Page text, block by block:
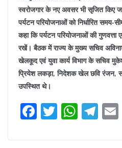
स्वरोजगार के नए अवसर भी सृजित किए
पर्यटन परियोजनाओं को निर्धारित समय-
कहा कि पर्यटन परियोजनाओं की
रखें।बैठक में राज्य के मुख्य सचिव
खेलकूद एवं युवा कार्य विभाग के सचिव
प्रियेश लकड़ा, निदेशक खेल छवि रंजन,
उपस्थित थे।
F T W T